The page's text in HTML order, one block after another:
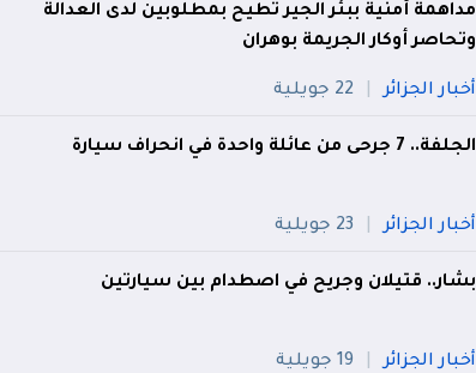
مداهمة أمنية ببئر الجير تطيح بمطلوبين لدى العدالة
وتحاصر أوكار الجريمة بوهران
أخبار الجزائر 22 جويلية
الجلفة.. 7 جرحى من عائلة واحدة في انحراف سيارة
أخبار الجزائر 23 جويلية
بشار.. قتيلان وجريح في اصطدام بين سيارتين
أخبار الجزائر 19 جويلية